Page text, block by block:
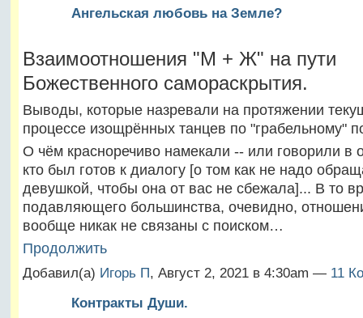
Ангельская любовь на Земле?
Взаимоотношения "М + Ж" на пути
Божественного самораскрытия.
Выводы, которые назревали на протяжении
процессе изощрённых танцев по "грабельному"
О чём красноречиво намекали -- или говорили в
кто был готов к диалогу [о том как не надо
девушкой, чтобы она от вас не сбежала]... В то
подавляющего большинства, очевидно,
вообще никак не связаны с поиском…
Продолжить
Добавил(а) Игорь П, Август 2, 2021 в 4:30am — 11
Контракты Души.